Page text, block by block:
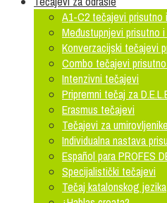
A1-C2 tečajevi prisutno
Međustupnjevi prisutno
Konverzacijski tečajevi
Combo tečajevi
Intenzivni tečajevi
Pripremni tečaj za
Erasmus tečajevi
Tečajevi za umirovljenike
Individualna nastava
Español para PROFES
Specijalistički tečajevi
Tečaj katalonskog jezika